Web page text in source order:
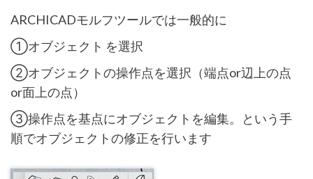
ARCHICADモルフツールでは一般的に
①オブジェクト を選択
②オブジェクトの操作点を選択（端点or辺上の点
or面上の点）
③操作点を基点にオブジェクトを編集。という手
順でオブジェクトの修正を行います